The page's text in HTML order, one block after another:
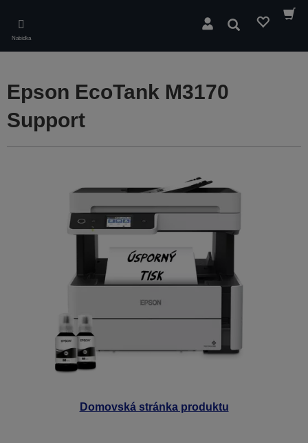
main
content
Nabídka
Hledat
Domovská stránka produktu
Epson EcoTank M3170
Support